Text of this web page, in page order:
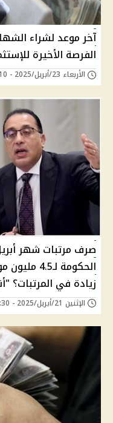
الفرصة الأخيرة
الأربعاء 23/أبريل/2025 - 02:10 م
صرف مرتبات شهر
الحكومة
زيادة في المرتبات؟
الإثنين 21/أبريل/2025 - 04:30 ص